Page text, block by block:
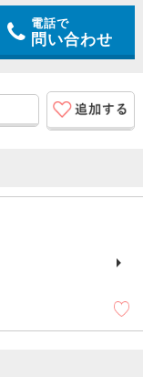
電話で
問い合わせ